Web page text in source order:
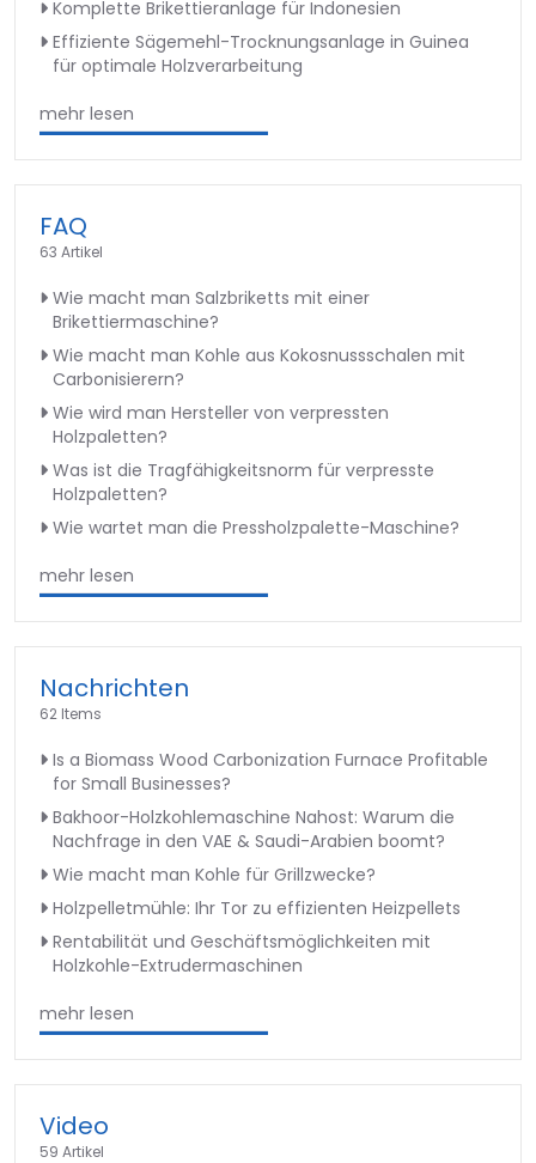
Komplette Brikettieranlage für Indonesien
Effiziente Sägemehl-Trocknungsanlage in Guinea
für optimale Holzverarbeitung
mehr lesen
FAQ
63 Artikel
Wie macht man Salzbriketts mit einer
Brikettiermaschine?
Wie macht man Kohle aus Kokosnussschalen mit
Carbonisierern?
Wie wird man Hersteller von verpressten
Holzpaletten?
Was ist die Tragfähigkeitsnorm für verpresste
Holzpaletten?
Wie wartet man die Pressholzpalette-Maschine?
mehr lesen
Nachrichten
62 Items
Is a Biomass Wood Carbonization Furnace Profitable
for Small Businesses?
Bakhoor-Holzkohlemaschine Nahost: Warum die
Nachfrage in den VAE & Saudi-Arabien boomt?
Wie macht man Kohle für Grillzwecke?
Holzpelletmühle: Ihr Tor zu effizienten Heizpellets
Rentabilität und Geschäftsmöglichkeiten mit
Holzkohle-Extrudermaschinen
mehr lesen
Video
59 Artikel